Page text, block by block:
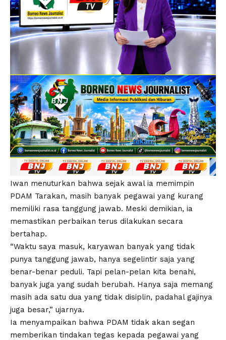
Iwan menuturkan bahwa sejak awal ia memimpin
PDAM Tarakan, masih banyak pegawai yang kurang
memiliki rasa tanggung jawab. Meski demikian, ia
memastikan perbaikan terus dilakukan secara
bertahap.
“Waktu saya masuk, karyawan banyak yang tidak
punya tanggung jawab, hanya segelintir saja yang
benar-benar peduli. Tapi pelan-pelan kita benahi,
banyak juga yang sudah berubah. Hanya saja memang
masih ada satu dua yang tidak disiplin, padahal gajinya
juga besar,” ujarnya.
Ia menyampaikan bahwa PDAM tidak akan segan
memberikan tindakan tegas kepada pegawai yang